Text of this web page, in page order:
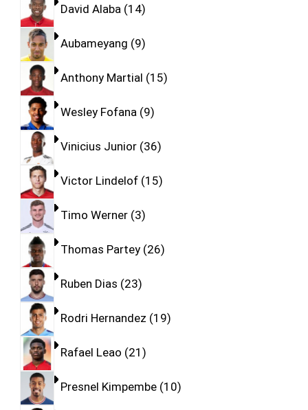
David Alaba 14
Aubameyang 9
Anthony Martial 15
Wesley Fofana 9
Vinicius Junior 36
Victor Lindelof 15
Timo Werner 3
Thomas Partey 26
Ruben Dias 23
Rodri Hernandez 19
Rafael Leao 21
Presnel Kimpembe 10